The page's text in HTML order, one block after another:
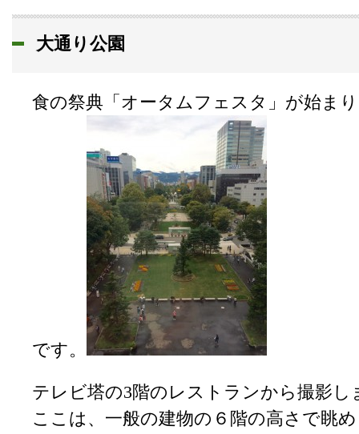
大通り公園
食の祭典「オータムフェスタ」が始ま
です。
テレビ塔の3階のレストランから撮影し
ここは、一般の建物の６階の高さで眺